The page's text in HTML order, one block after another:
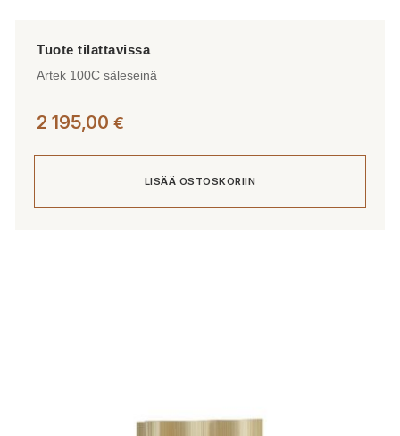
Artek 100C säleseinä
2 195,00 €
LISÄÄ OSTOSKORIIN